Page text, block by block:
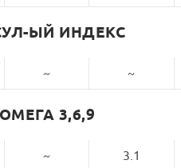
ЫЙ ИНДЕКС
~ ~
ОМЕГА 3,6,9
~ 3.1